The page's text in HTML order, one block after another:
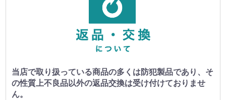
当店で取り扱っている商品の多くは防犯製品であり、そ
の性質上不良品以外の返品交換は受け付けておりませ
ん。